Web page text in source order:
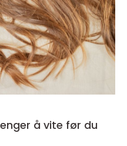
å vite før du